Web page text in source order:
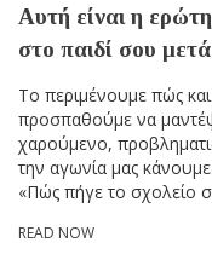
Αυτή είναι η
στο παιδί σου
Το περιμένουμε πώς
προσπαθούμε να
χαρούμενο,
την αγωνία μας
«Πώς πήγε το σχολείο
READ NOW